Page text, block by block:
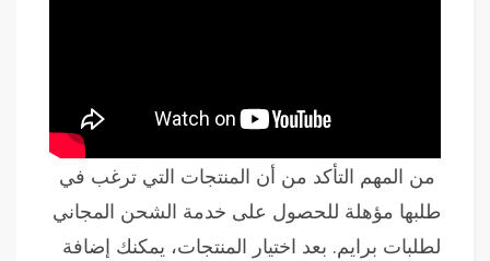
من المهم التأكد من أن المنتجات التي ترغب في
طلبها مؤهلة للحصول على خدمة الشحن المجاني
لطلبات برايم. بعد اختيار المنتجات، يمكنك إضافة